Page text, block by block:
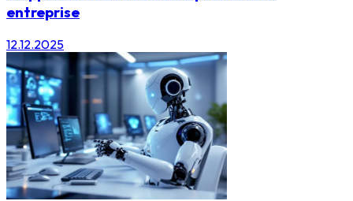
entreprise
12.12.2025